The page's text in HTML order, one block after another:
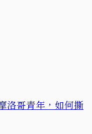
洛哥青年，如何撕